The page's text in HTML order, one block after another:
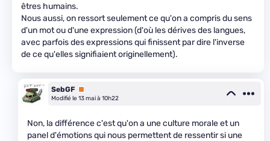
êtres humains.
Nous aussi, on ressort seulement ce qu'on a compris du sens
d'un mot ou d'une expression (d'où les dérives des langues,
avec parfois des expressions qui finissent par dire l'inverse
de ce qu'elles signifiaient originellement).
SebGF Premium
Modifié le 13 mai à 10h22
Non, la différence c'est qu'on a une culture morale et un
panel d'émotions qui nous permettent de ressentir si une